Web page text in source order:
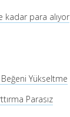
kadar para alıyor
Yükseltme
Parasız